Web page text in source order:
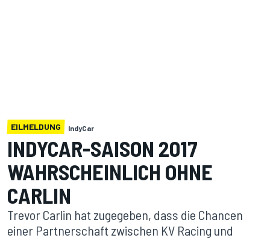
EILMELDUNG IndyCar
INDYCAR-SAISON 2017
WAHRSCHEINLICH OHNE
CARLIN
Trevor Carlin hat zugegeben, dass die Chancen
einer Partnerschaft zwischen KV Racing und